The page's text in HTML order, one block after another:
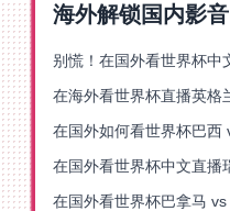
海外解锁国内影音